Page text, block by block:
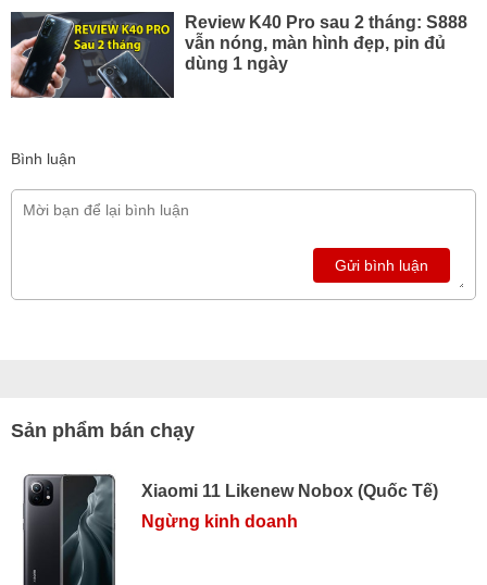
Review K40 Pro sau 2 tháng: S888
vẫn nóng, màn hình đẹp, pin đủ
dùng 1 ngày
Bình luận
Gửi bình luận
Sản phẩm bán chạy
Xiaomi 11 Likenew Nobox (Quốc Tế)
Ngừng kinh doanh